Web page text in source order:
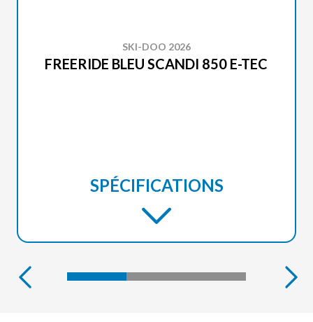
SKI-DOO 2026
FREERIDE BLEU SCANDI 850 E-TEC
SPÉCIFICATIONS